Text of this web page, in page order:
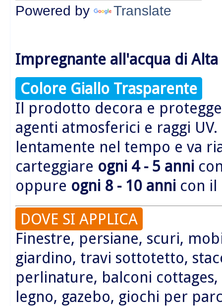
Powered by Translate
Impregnante all'acqua di
Colore Giallo Trasparente
Il prodotto decora e
agenti atmosferici e raggi UV.
lentamente nel tempo e va
carteggiare ogni 4 - 5 anni
oppure ogni 8 - 10 anni con
DOVE SI APPLICA
Finestre, persiane, scuri,
giardino, travi sottotetto,
perlinature, balconi cottages,
legno, gazebo, giochi per